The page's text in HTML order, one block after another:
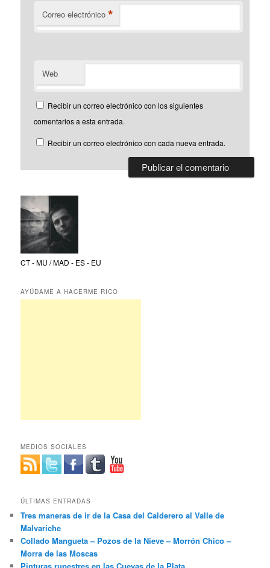
Correo electrónico *
Web
Recibir un correo electrónico con los siguientes
comentarios a esta entrada.
Recibir un correo electrónico con cada nueva entrada.
CT - MU / MAD - ES - EU
AYÚDAME A HACERME RICO
MEDIOS SOCIALES
ÚLTIMAS ENTRADAS
Tres maneras de ir de la Casa del Calderero al Valle de
Malvariche
Collado Mangueta – Pozos de la Nieve – Morrón Chico –
Morra de las Moscas